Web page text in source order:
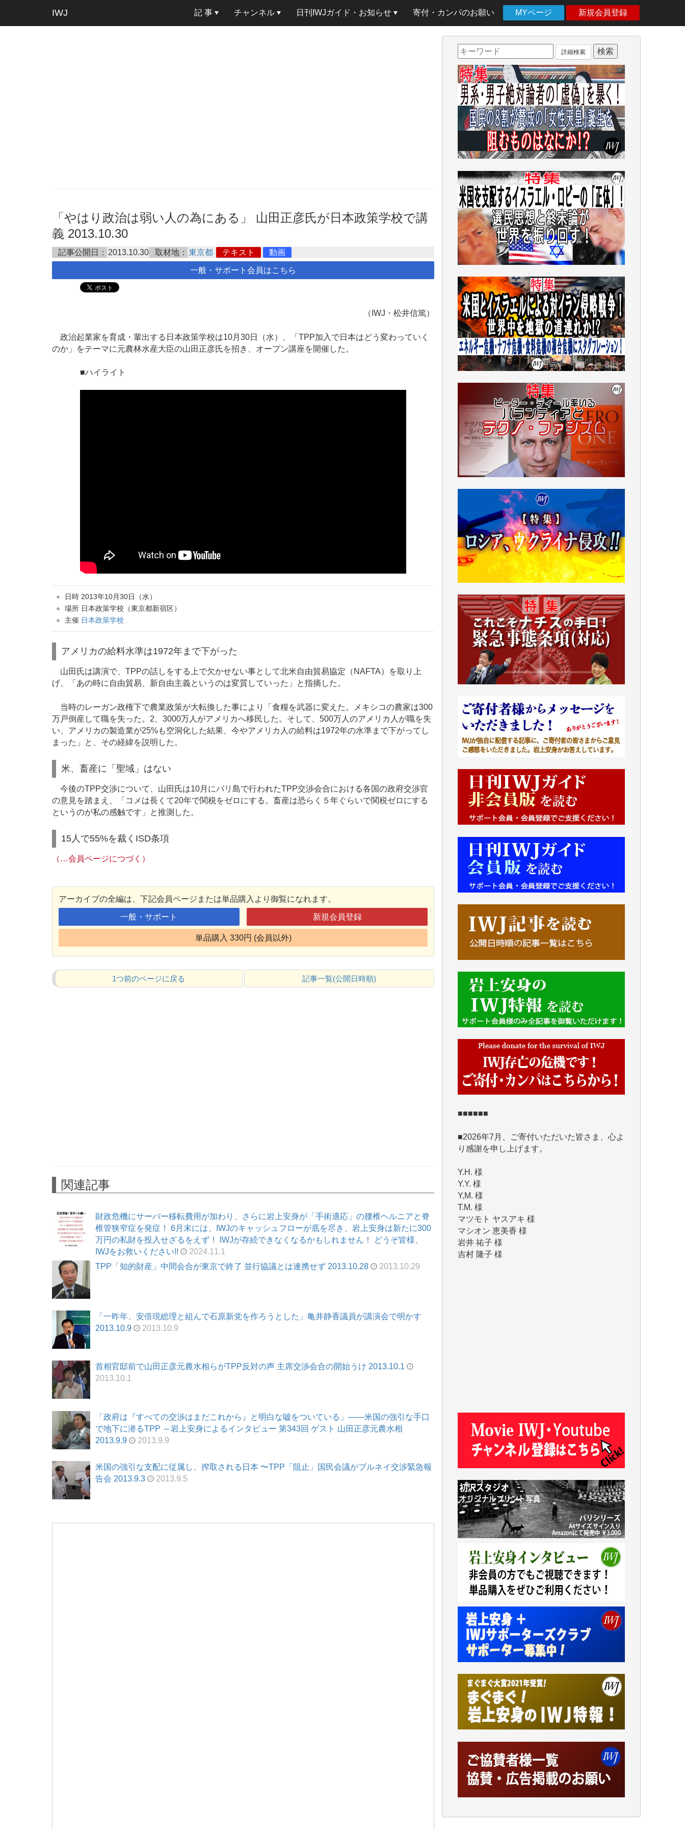
IWJ 記 事 チャンネル 日刊IWJガイド・お知らせ 寄付・カンパのお願い MYページ 新規会員登録
「やはり政治は弱い人の為にある」 山田正彦氏が日本政策学校で講
義 2013.10.30
記事公開日： 2013.10.30 取材地： 東京都 テキスト 動画
一般・サポート会員はこちら
（IWJ・松井信篤）
政治起業家を育成・輩出する日本政策学校は10月30日（水）、「TPP加入で日本はどう変わっていく
のか」をテーマに元農林水産大臣の山田正彦氏を招き、オープン講座を開催した。
■ハイライト
日時 2013年10月30日（水）
場所 日本政策学校（東京都新宿区）
主催 日本政策学校
アメリカの給料水準は1972年まで下がった
山田氏は講演で、TPPの話しをする上で欠かせない事として北米自由貿易協定（NAFTA）を取り上
げ、「あの時に自由貿易、新自由主義というのは変質していった」と指摘した。
当時のレーガン政権下で農業政策が大転換した事により「食糧を武器に変えた。メキシコの農家は300
万戸倒産して職を失った。2、3000万人がアメリカへ移民した。そして、500万人のアメリカ人が職を失
い、アメリカの製造業が25%も空洞化した結果、今やアメリカ人の給料は1972年の水準まで下がってし
まった」と、その経緯を説明した。
米、畜産に「聖域」はない
今後のTPP交渉について、山田氏は10月にバリ島で行われたTPP交渉会合における各国の政府交渉官
の意見を踏まえ、「コメは長くて20年で関税をゼロにする。畜産は恐らく５年ぐらいで関税ゼロにする
というのが私の感触です」と推測した。
15人で55%を裁くISD条項
（…会員ページにつづく）
アーカイブの全編は、下記会員ページまたは単品購入より御覧になれます。
一般・サポート 新規会員登録
単品購入 330円 (会員以外)
1つ前のページに戻る 記事一覧(公開日時順)
関連記事
財政危機にサーバー移転費用が加わり、さらに岩上安身が「手術適応」の腰椎ヘルニアと脊
椎管狭窄症を発症！ 6月末には、IWJのキャッシュフローが底を尽き、岩上安身は新たに300
万円の私財を投入せざるをえず！ IWJが存続できなくなるかもしれません！ どうぞ皆様、
IWJをお救いください!!
2024.11.1
TPP「知的財産」中間会合が東京で終了 並行協議とは連携せず 2013.10.28
2013.10.29
「一昨年、安倍現総理と組んで石原新党を作ろうとした」亀井静香議員が講演会で明かす
2013.10.9
2013.10.9
首相官邸前で山田正彦元農水相らがTPP反対の声 主席交渉会合の開始うけ 2013.10.1
2013.10.1
「政府は『すべての交渉はまだこれから』と明白な嘘をついている」――米国の強引な手口
で地下に潜るTPP ～岩上安身によるインタビュー 第343回 ゲスト 山田正彦元農水相
2013.9.9
2013.9.9
米国の強引な支配に従属し、搾取される日本 〜TPP「阻止」国民会議がブルネイ交渉緊急報
告会 2013.9.3
2013.9.5
詳細検索
■■■■■■
IWJには、ご寄付・カンパをいただいた方々
います。感謝を込めて、その一部をここにご
紹介いたします。
■■■■■■
■2026年7月、ご寄付いただいた皆さま、心よ
Y.H. 様
Y,M. 様
T.M. 様
マツモト ヤスアキ 様
マシオン 恵美香 様
岩井 祐子 様
吉村 隆子 様
新城 靖 様
青木 要 様
吉住俊昭 様
金 盛起 様
井出 隆太 様
及川昭男 様
岩井祐子 様
藤田英之 様
藤岡比左志 様
小池説夫 様
アオキカナメ 様
諸般の事情によりIWJ会費払えず今は非会員
ンをよく拝見しております。コンテンツが失
われるのはあまりにもったいない。少しでも
お役立てください。（H.O.様）
今日、僅かですがカンパしました。（T.M.
様）
今日、僅かですがカンパしました。IWJの危
機を乗り切るには到底及ばない額ですが病気
の妻を抱えている私にとっては精一杯のカン
かねてよりIWJが発してきた膨大な取材記事
や解説記事、そして各界の方々とのインタビ
ューは大袈裟ではなく、極めて重要な知的財
産だと思っています。
保存していました。